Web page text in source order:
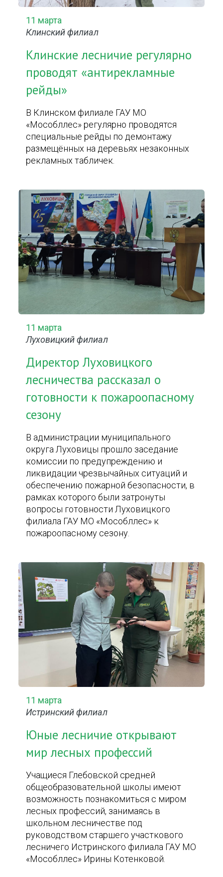
11 марта
Клинский филиал
Клинские лесничие регулярно
проводят «антирекламные
рейды»
В Клинском филиале ГАУ МО
«Мособллес» регулярно проводятся
специальные рейды по демонтажу
размещённых на деревьях незаконных
рекламных табличек.
11 марта
Луховицкий филиал
Директор Луховицкого
лесничества рассказал о
готовности к пожароопасному
сезону
В администрации муниципального
округа Луховицы прошло заседание
комиссии по предупреждению и
ликвидации чрезвычайных ситуаций и
обеспечению пожарной безопасности, в
рамках которого были затронуты
вопросы готовности Луховицкого
филиала ГАУ МО «Мособллес» к
пожароопасному сезону.
11 марта
Истринский филиал
Юные лесничие открывают
мир лесных профессий
Учащиеся Глебовской средней
общеобразовательной школы имеют
возможность познакомиться с миром
лесных профессий, занимаясь в
школьном лесничестве под
руководством старшего участкового
лесничего Истринского филиала ГАУ МО
«Мособллес» Ирины Котенковой.